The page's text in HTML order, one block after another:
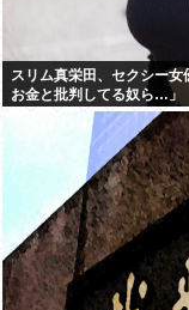
スリム真栄田、セクシー
お金と批判してる奴ら…」